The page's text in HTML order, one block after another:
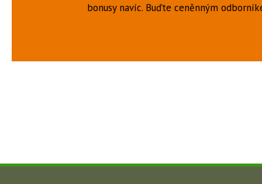
bonusy navíc. Buďte ceněnným